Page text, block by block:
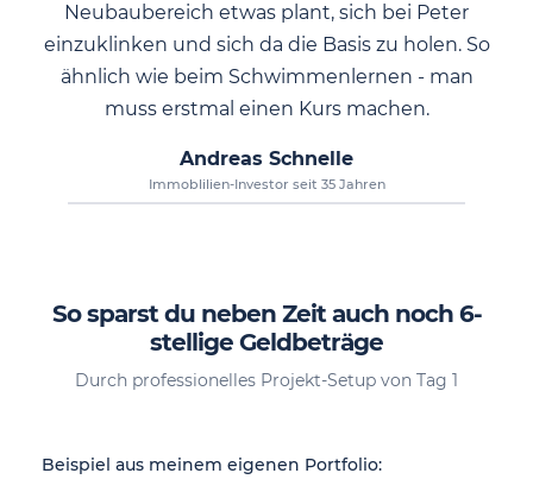
Neubaubereich etwas plant, sich bei Peter
einzuklinken und sich da die Basis zu holen. So
ähnlich wie beim Schwimmenlernen - man
muss erstmal einen Kurs machen.
Andreas Schnelle
Immoblilien-Investor seit 35 Jahren
So sparst du neben Zeit auch noch 6-
stellige Geldbeträge
Durch professionelles Projekt-Setup von Tag 1
Beispiel aus meinem eigenen Portfolio: